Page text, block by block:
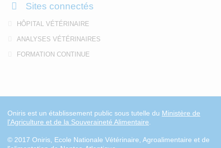
Sites connectés
HÔPITAL VÉTÉRINAIRE
ANALYSES VÉTÉRINAIRES
FORMATION CONTINUE
Oniris est un établissement public sous tutelle du Ministère de
l'Agriculture et de la Souveraineté Alimentaire
© 2017 Oniris, Ecole Nationale Vétérinaire, Agroalimentaire et de